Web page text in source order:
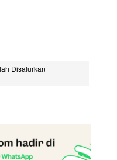
Disalurkan